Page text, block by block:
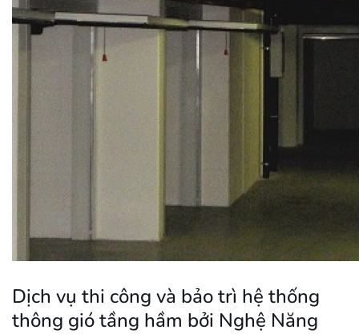
Dịch vụ thi công và bảo trì hệ thống
thông gió tầng hầm bởi Nghệ Năng